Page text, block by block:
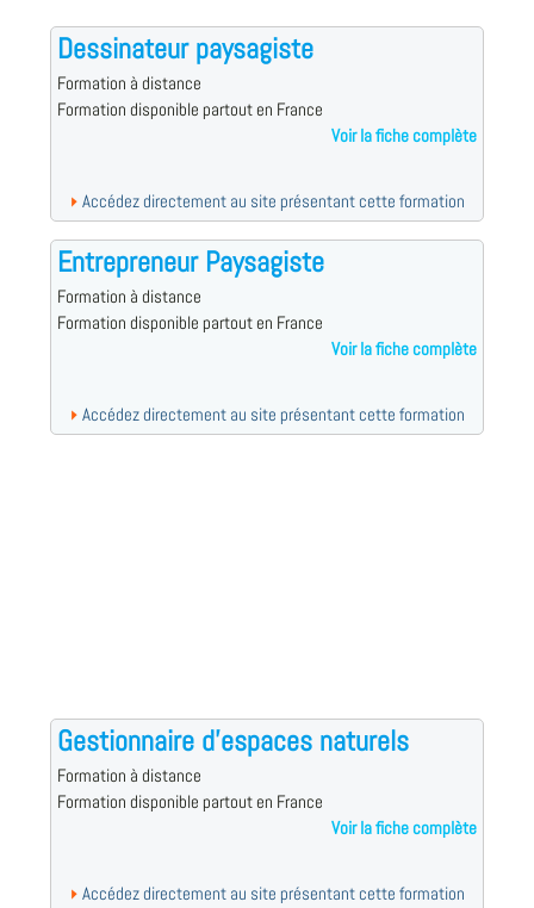
Dessinateur paysagiste
Formation à distance
Formation disponible partout en France
Voir la fiche complète
Accédez directement au site présentant cette formation
Entrepreneur Paysagiste
Formation à distance
Formation disponible partout en France
Voir la fiche complète
Accédez directement au site présentant cette formation
Gestionnaire d'espaces naturels
Formation à distance
Formation disponible partout en France
Voir la fiche complète
Accédez directement au site présentant cette formation